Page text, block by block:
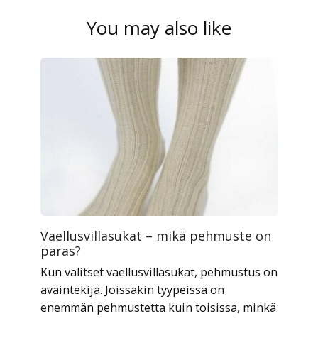
You may also like
Vaellusvillasukat – mikä pehmuste on
paras?
Kun valitset vaellusvillasukat, pehmustus on
avaintekijä. Joissakin tyypeissä on
enemmän pehmustetta kuin toisissa, minkä